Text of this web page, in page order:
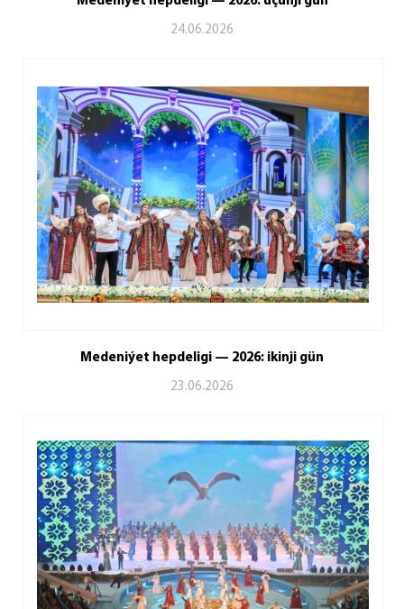
24.06.2026
Medeniýet hepdeligi — 2026: ikinji gün
23.06.2026